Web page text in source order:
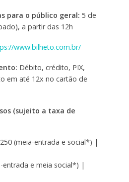
para o público geral: 5 de
a partir das 12h
www.bilheto.com.br/
Débito, crédito, PIX,
em até 12x no cartão de
(sujeito a taxa de
(meia-entrada e social*) |
entrada e meia social*) |